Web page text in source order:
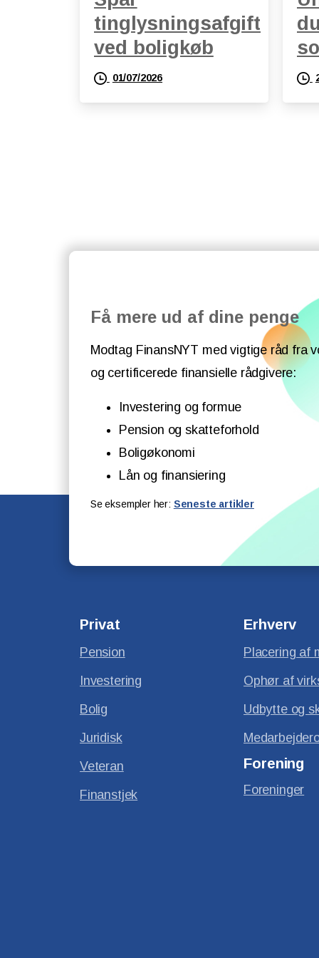
tinglysningsafgift
ved boligkøb
01/07/2026
Få mere ud af dine penge
Modtag FinansNYT med vigtige råd fra
og certificerede finansielle rådgivere:
Investering og formue
Pension og skatteforhold
Boligøkonomi
Lån og finansiering
Se eksempler her: Seneste artikler
Privat
Pension
Investering
Bolig
Juridisk
Veteran
Finanstjek
Erhverv
Placering af
Ophør af
Udbytte og
Forening
Foreninger